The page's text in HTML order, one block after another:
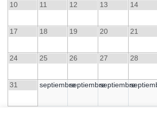
10 11 12 13 14
17 18 19 20 21
24 25 26 27 28
31 septiembreseptiembreseptiembre